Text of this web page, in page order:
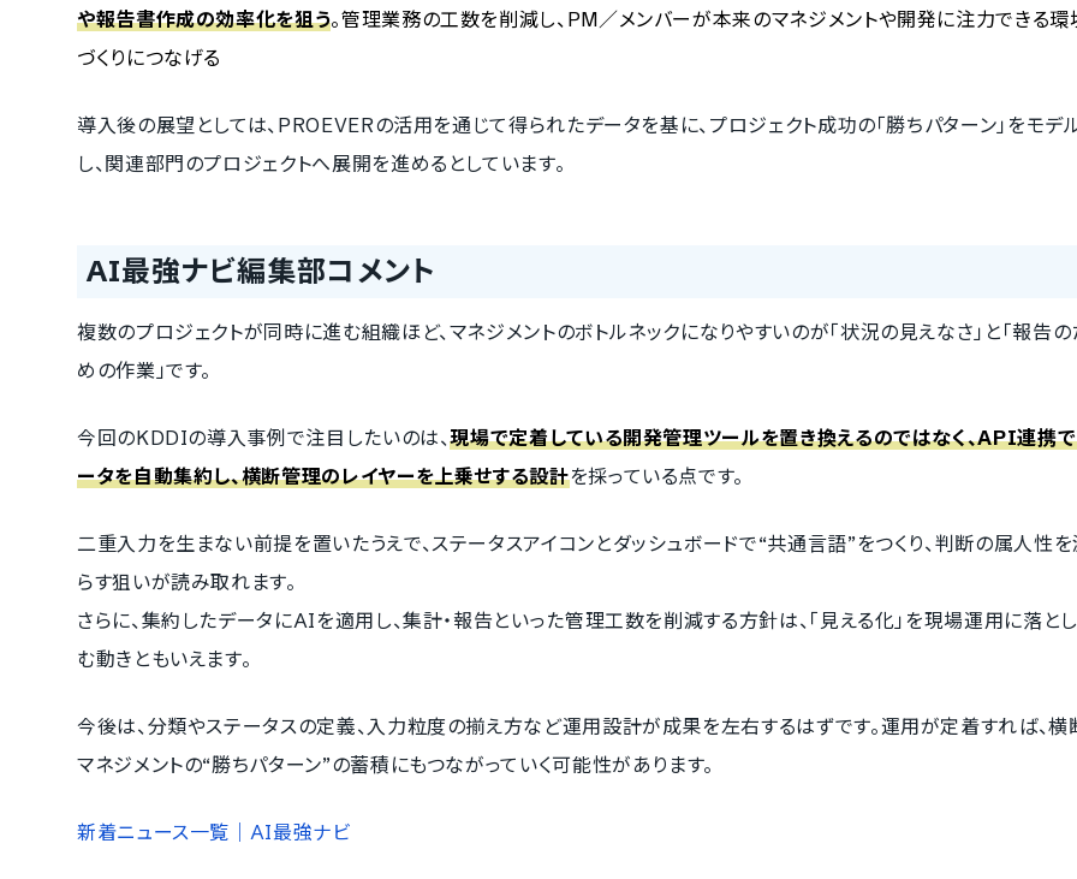
や報告書作成の効率化を狙う。管理業務の工数を削減し、PM／メンバーが本来のマネジメントや開発に注力できる環
づくりにつなげる
導入後の展望としては、PROEVERの活用を通じて得られたデータを基に、プロジェクト成功の「勝ちパターン」をモデ
し、関連部門のプロジェクトへ展開を進めるとしています。
AI最強ナビ編集部コメント
複数のプロジェクトが同時に進む組織ほど、マネジメントのボトルネックになりやすいのが「状況の見えなさ」と「報告の
めの作業」です。
今回のKDDIの導入事例で注目したいのは、現場で定着している開発管理ツールを置き換えるのではなく、API連携
ータを自動集約し、横断管理のレイヤーを上乗せする設計を採っている点です。
二重入力を生まない前提を置いたうえで、ステータスアイコンとダッシュボードで“共通言語”をつくり、判断の属人性
らす狙いが読み取れます。
さらに、集約したデータにAIを適用し、集計・報告といった管理工数を削減する方針は、「見える化」を現場運用に落と
む動きともいえます。
今後は、分類やステータスの定義、入力粒度の揃え方など運用設計が成果を左右するはずです。運用が定着すれば、横
マネジメントの“勝ちパターン”の蓄積にもつながっていく可能性があります。
新着ニュース一覧｜AI最強ナビ